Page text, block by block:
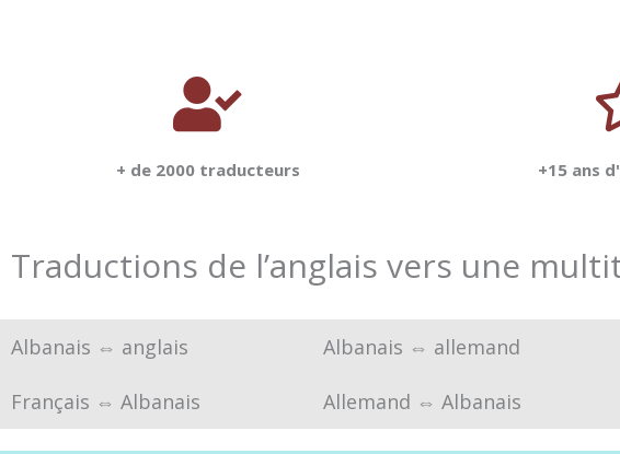
+ de 2000 traducteurs +15 ans
Traductions de l’anglais vers une
Albanais ⇔ anglais
Français ⇔ Albanais
Albanais ⇔ allemand
Allemand ⇔ Albanais